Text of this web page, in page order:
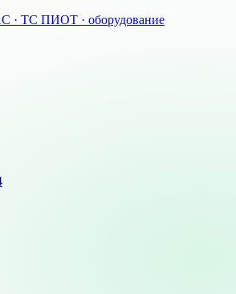
· ТС ПИОТ · оборудование